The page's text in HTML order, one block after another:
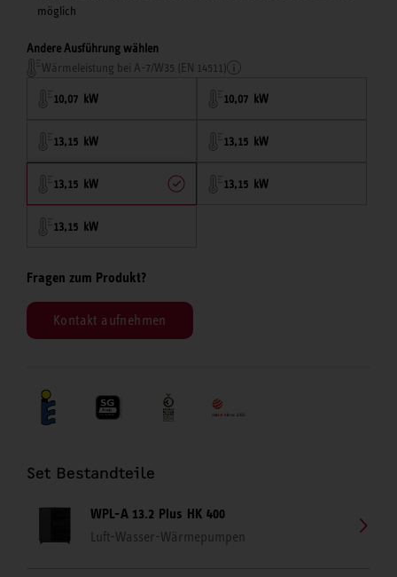
möglich
Andere Ausführung wählen
Wärmeleistung bei A-7/W35 (EN 14511)
10,07 kW 10,07 kW
13,15 kW 13,15 kW
13,15 kW 13,15 kW
13,15 kW
Fragen zum Produkt?
Kontakt aufnehmen
Set Bestandteile
WPL-A 13.2 Plus HK 400
Luft-Wasser-Wärmepumpen